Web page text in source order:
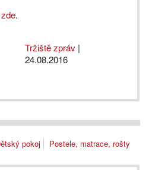
zde.
Tržiště zpráv |
24.08.2016
pokoj Postele, matrace, rošty